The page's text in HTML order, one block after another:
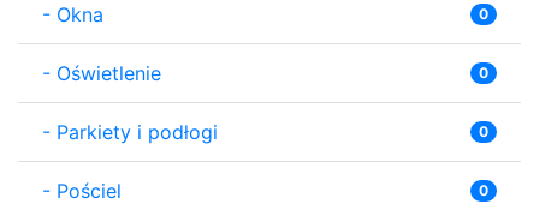
- Okna 0
- Oświetlenie 0
- Parkiety i podłogi 0
- Pościel 0